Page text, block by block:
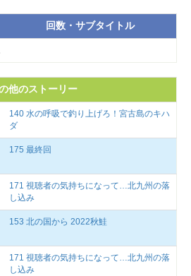
回数・サブタイトル
他のストーリー
140 水の呼吸で釣り上げろ！宮古島のキハ
ダ
175 最終回
171 視聴者の気持ちになって…北九州の落
し込み
153 北の国から 2022秋鮭
171 視聴者の気持ちになって…北九州の落
し込み